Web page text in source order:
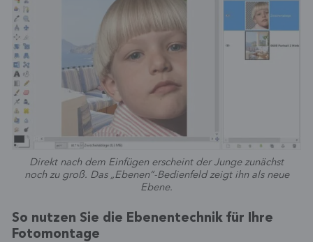
Direkt nach dem Einfügen erscheint der Junge zunächst
noch zu groß. Das „Ebenen“-Bedienfeld zeigt ihn als neue
Ebene.
So nutzen Sie die Ebenentechnik für Ihre
Fotomontage